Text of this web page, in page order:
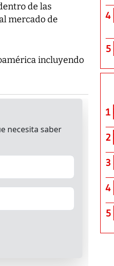
de las
mercado de
incluyendo
4
5
1
2
3
4
5